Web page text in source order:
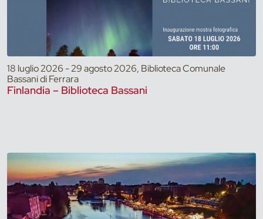
18 luglio 2026 - 29 agosto 2026, Biblioteca Comunale
Bassani di Ferrara
Finlandia – Biblioteca Bassani